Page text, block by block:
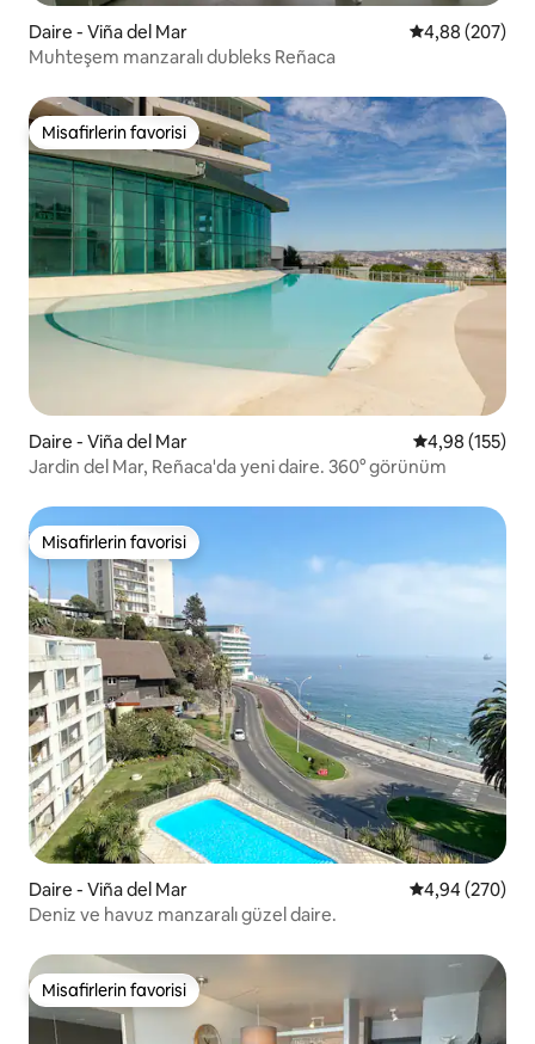
Daire - Viña del Mar 5 üzerinden
4,88 (207)
Muhteşem manzaralı dubleks Reñaca
Misafirlerin favorisi
Misafirlerin favorisi
Daire - Viña del Mar 5 üzerinden
4,98 (155)
Jardin del Mar, Reñaca'da yeni daire. 360° görünüm
Misafirlerin favorisi
Misafirlerin favorisi
Daire - Viña del Mar 5 üzerinden
4,94 (270)
Deniz ve havuz manzaralı güzel daire.
Misafirlerin favorisi
Misafirlerin favorisi